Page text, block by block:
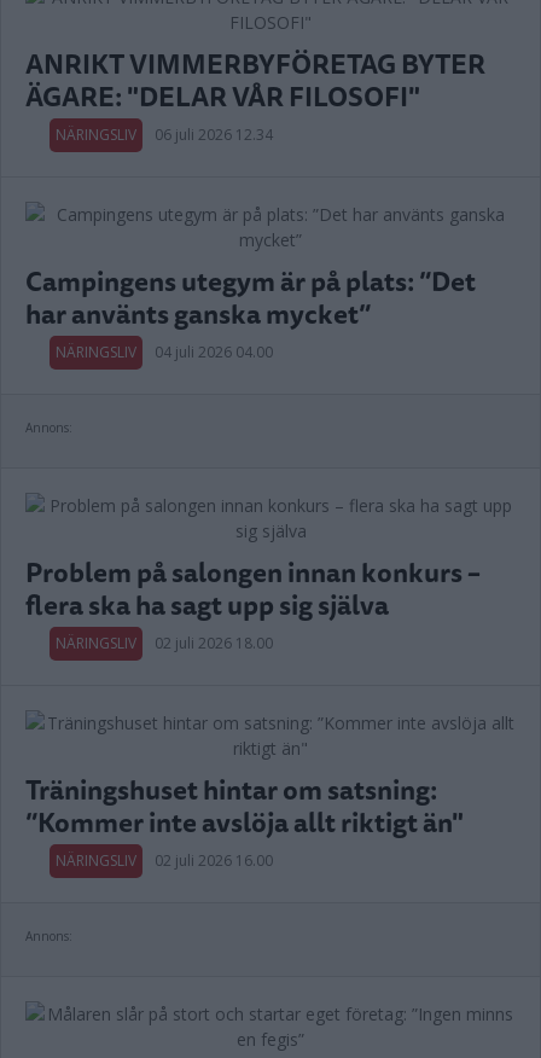
ANRIKT VIMMERBYFÖRETAG BYTER
ÄGARE: "DELAR VÅR FILOSOFI"
NÄRINGSLIV 06 juli 2026 12.34
Campingens utegym är på plats: ”Det
har använts ganska mycket”
NÄRINGSLIV 04 juli 2026 04.00
Annons:
Problem på salongen innan konkurs –
flera ska ha sagt upp sig själva
NÄRINGSLIV 02 juli 2026 18.00
Träningshuset hintar om satsning:
”Kommer inte avslöja allt riktigt än"
NÄRINGSLIV 02 juli 2026 16.00
Annons: